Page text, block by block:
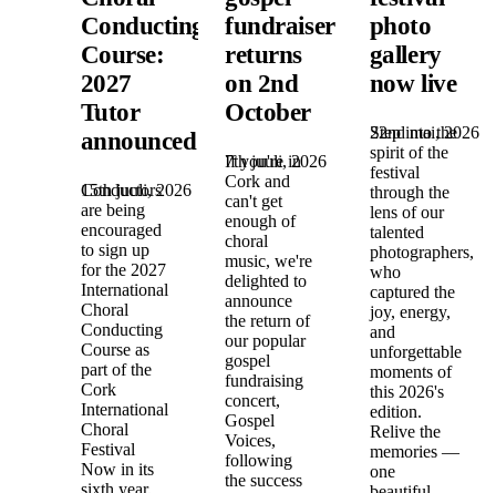
Conducting
Course:
2027
Tutor
announced!
15th juuli, 2026
Conductors
are being
encouraged
to sign up
for the 2027
International
Choral
Conducting
Course as
part of the
Cork
International
Choral
Festival
Now in its
fundraiser
returns
on 2nd
October
7th juuli, 2026
If you're in
Cork and
can't get
enough of
choral
music, we're
delighted to
announce
the return of
our popular
gospel
fundraising
concert,
Gospel
Voices,
following
the success
photo
gallery
now live
22nd mai, 2026
Step into the
spirit of the
festival
through the
lens of our
talented
photographers,
who
captured the
joy, energy,
and
unforgettable
moments of
this 2026's
edition.
Relive the
memories —
one